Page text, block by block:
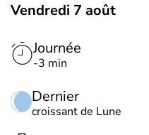
Vendredi 7 août
Journée
-3 min
Dernier
croissant de Lune